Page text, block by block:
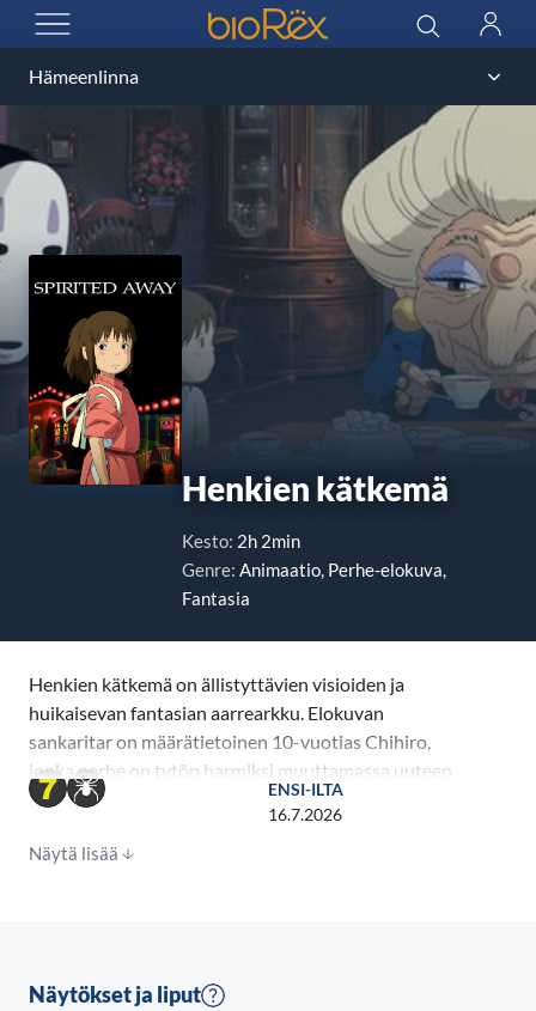
AVAA VALIKKO
BioRex Cinemas Haku
Henkien kätkemä
Kesto: 2h 2min
Genre: Animaatio, Perhe-elokuva,
Fantasia
Henkien kätkemä on ällistyttävien visioiden ja
huikaisevan fantasian aarrearkku. Elokuvan
sankaritar on määrätietoinen 10-vuotias Chihiro,
jonka perhe on tytön harmiksi muuttamassa uuteen
kotiin. Isä valitsee väärän tien ja päätyy metsän
ympäröimään umpikujaan. Tien päässä on muinaisten
kivipatsaiden vartioima suuri portti. Sen takaa löytyy
ENSI-ILTA
16.7.2026
Näytä lisää
Näytökset ja liput